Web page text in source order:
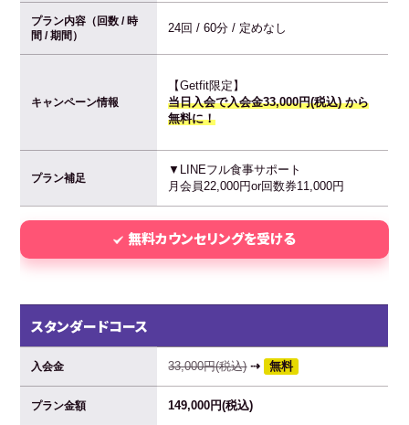
プラン内容（回数 / 時
間 / 期間）
24回 / 60分 / 定めなし
キャンペーン情報
【Getfit限定】
当日入会で入会金33,000円(税込) から
無料に！
プラン補足
▼LINEフル食事サポート
月会員22,000円or回数券11,000円
無料カウンセリングを受ける
スタンダードコース
入会金 33,000円(税込)⇢ 無料
プラン金額 149,000円(税込)